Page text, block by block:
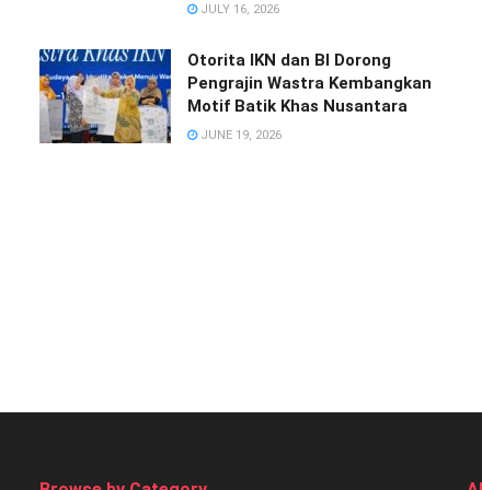
JULY 16, 2026
Otorita IKN dan BI Dorong
Pengrajin Wastra Kembangkan
Motif Batik Khas Nusantara
JUNE 19, 2026